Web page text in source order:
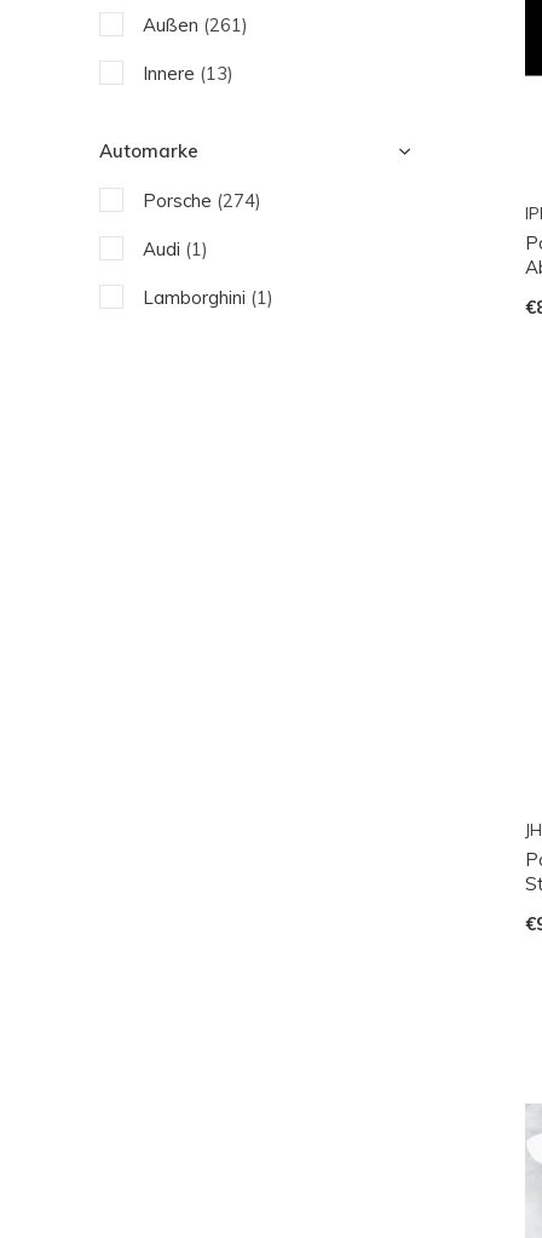
TECHART
Wagner Tuning
Motorhaube
Motorenteile
Auspuff
Außen (261)
Innere (13)
Automarke
Porsche (274)
Audi (1)
Lamborghini (1)